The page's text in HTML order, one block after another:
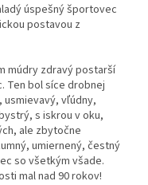
úspešný športovec
postavou z
múdry zdravý postarší
Ten bol síce drobnej
vľúdny,
s iskrou v oku,
ale zbytočne
umiernený, čestný
so všetkým všade.
mal nad 90 rokov!